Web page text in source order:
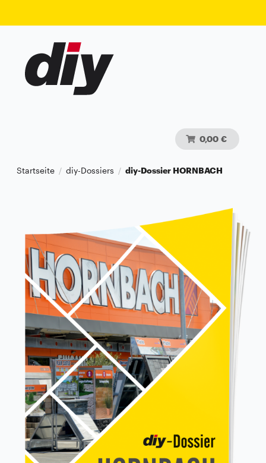
0,00 €
Startseite / diy-Dossiers / diy-Dossier HORNBACH